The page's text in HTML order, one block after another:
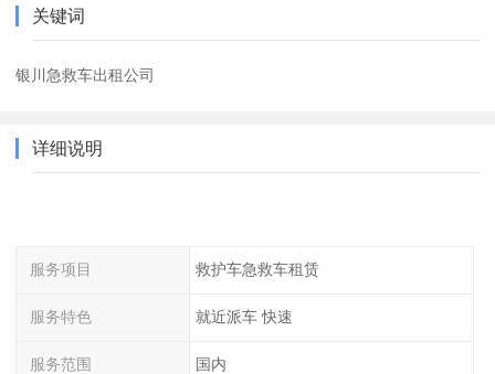
关键词
银川急救车出租公司
详细说明
服务项目 救护车急救车租赁
服务特色 就近派车 快速
服务范围 国内